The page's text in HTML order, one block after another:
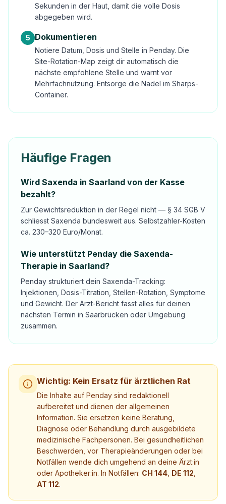
Sekunden in der Haut, damit die volle Dosis
abgegeben wird.
5 Dokumentieren
Notiere Datum, Dosis und Stelle in Penday. Die
Site-Rotation-Map zeigt dir automatisch die
nächste empfohlene Stelle und warnt vor
Mehrfachnutzung. Entsorge die Nadel im Sharps-
Container.
Häufige Fragen
Wird Saxenda in Saarland von der Kasse
bezahlt?
Zur Gewichtsreduktion in der Regel nicht — § 34 SGB V
schliesst Saxenda bundesweit aus. Selbstzahler-Kosten
ca. 230–320 Euro/Monat.
Wie unterstützt Penday die Saxenda-
Therapie in Saarland?
Penday strukturiert dein Saxenda-Tracking:
Injektionen, Dosis-Titration, Stellen-Rotation, Symptome
und Gewicht. Der Arzt-Bericht fasst alles für deinen
nächsten Termin in Saarbrücken oder Umgebung
zusammen.
Wichtig: Kein Ersatz für ärztlichen Rat
Die Inhalte auf Penday sind redaktionell
aufbereitet und dienen der allgemeinen
Information. Sie ersetzen keine Beratung,
Diagnose oder Behandlung durch ausgebildete
medizinische Fachpersonen. Bei gesundheitlichen
Beschwerden, vor Therapieänderungen oder bei
Notfällen wende dich umgehend an deine Ärzt:in
oder Apotheker:in. In Notfällen: CH 144 DE 112
AT 112.